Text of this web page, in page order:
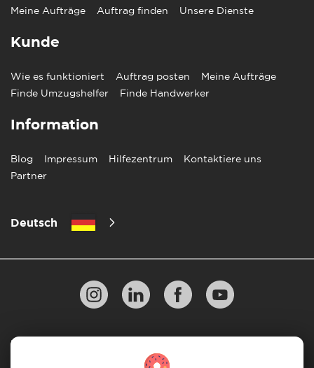
Meine Aufträge
Auftrag finden Unsere Dienste
Kunde
Wie es funktioniert Auftrag posten
Meine Aufträge
Finde Umzugshelfer
Finde Handwerker
Information
Blog Impressum Hilfezentrum
Kontaktiere uns
Partner
Deutsch
Datenschutzbestimmungen